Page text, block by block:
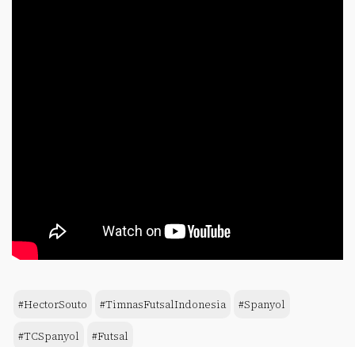
#HectorSouto #TimnasFutsalIndonesia #Spanyol
#TCSpanyol #Futsal